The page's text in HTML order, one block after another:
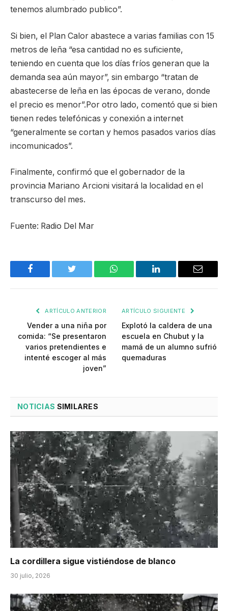
tenemos alumbrado publico”.
Si bien, el Plan Calor abastece a varias familias con 15
metros de leña “esa cantidad no es suficiente,
teniendo en cuenta que los días fríos generan que la
demanda sea aún mayor”, sin embargo “tratan de
abastecerse de leña en las épocas de verano, donde
el precio es menor”.Por otro lado, comentó que si bien
tienen redes telefónicas y conexión a internet
“generalmente se cortan y hemos pasados varios días
incomunicados”.
Finalmente, confirmó que el gobernador de la
provincia Mariano Arcioni visitará la localidad en el
transcurso del mes.
Fuente: Radio Del Mar
Facebook Twitter WhatsApp LinkedIn Email
ARTÍCULO ANTERIOR
Vender a una niña por
comida: “Se presentaron
varios pretendientes e
intenté escoger al más
joven”
ARTÍCULO SIGUIENTE
Explotó la caldera de una
escuela en Chubut y la
mamá de un alumno sufrió
quemaduras
NOTICIAS SIMILARES
La cordillera sigue vistiéndose de blanco
30 julio, 2026